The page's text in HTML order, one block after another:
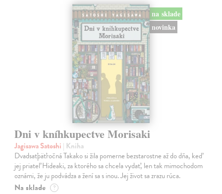
na sklade
novinka
Dni v kníhkupectve Morisaki
Jagisawa Satoshi | Kniha
Dvadsaťpäťročná Takako si žila pomerne bezstarostne až do dňa, keď
jej priateľ Hideaki, za ktorého sa chcela vydať, len tak mimochodom
oznámi, že ju podvádza a žení sa s inou. Jej život sa zrazu rúca.
Na sklade ?